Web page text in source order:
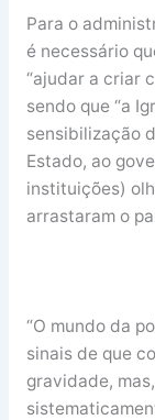
Para o
é necessário
“ajudar a criar
sendo que “a
sensibilização
Estado, ao
instituições)
arrastaram o
“O mundo da
sinais de que
gravidade,